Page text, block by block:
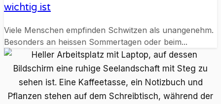
wichtig ist
Viele Menschen empfinden Schwitzen als unangenehm.
Besonders an heissen Sommertagen oder beim...